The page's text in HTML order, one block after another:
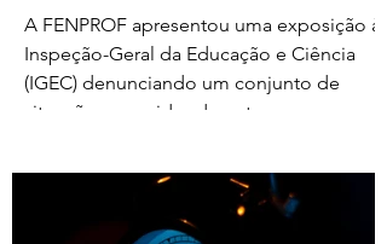
A FENPROF apresentou uma exposição à
Inspeção-Geral da Educação e Ciência
(IGEC) denunciando um conjunto de
situações ocorridas durante o processo
exames nacionais de 2026, com particular
destaque para as pressões exercidas
sobre docentes classificadores para